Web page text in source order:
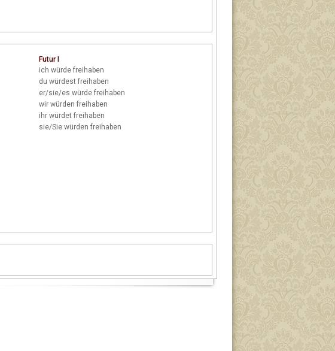
Futur I
ich würde freihaben
du würdest freihaben
er/sie/es würde freihaben
wirwürden freihaben
ihrwürdet freihaben
sie/Siewürden freihaben